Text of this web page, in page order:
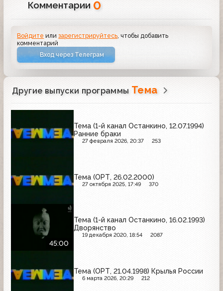
Комментарии 0
Войдите илизарегистрируйтесь, чтобы добавить
комментарий
Вход через Телеграм
Другие выпуски программы Тема
Тема (1-й канал Останкино, 12.07.1994)
Ранние браки
27 февраля 2026, 20:37 253
Тема (ОРТ, 26.02.2000)
27 октября 2025, 17:49 370
45:00
Тема (1-й канал Останкино, 16.02.1993)
Дворянство
19 декабря 2020, 18:54 2087
Тема (ОРТ, 21.04.1998) Крылья России
6 марта 2026, 20:29 212